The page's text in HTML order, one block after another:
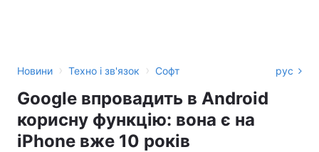
Новини › Техно і зв'язок › Софт рус
Google впровадить в Android
корисну функцію: вона є на
iPhone вже 10 років